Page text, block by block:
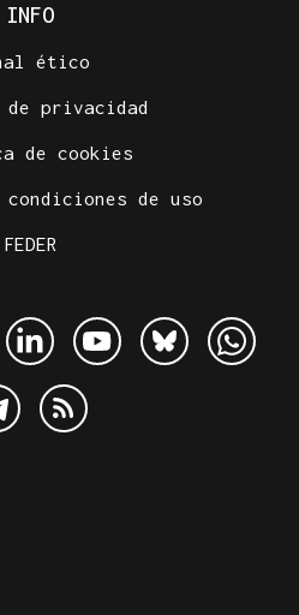
INFO
ético
privacidad
de cookies
de uso
FEDER